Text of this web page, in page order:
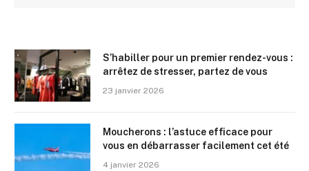
S’habiller pour un premier rendez-vous :
arrêtez de stresser, partez de vous
23 janvier 2026
Moucherons : l’astuce efficace pour
vous en débarrasser facilement cet été
4 janvier 2026